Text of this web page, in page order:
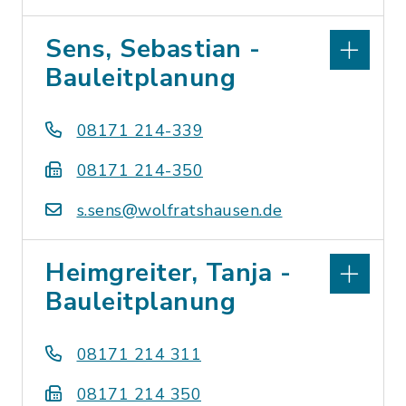
Sens, Sebastian -
Bauleitplanung
08171 214-339
08171 214-350
s.sens@wolfratshausen.de
Heimgreiter, Tanja -
Bauleitplanung
08171 214 311
08171 214 350